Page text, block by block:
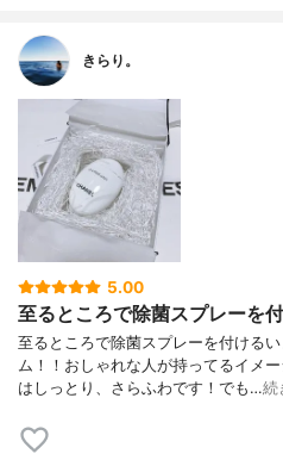
きらり。
5.00
至るところで除菌スプレーを
至るところで除菌スプレーを付ける
ム！！おしゃれな人が持ってるイメ
はしっとり、さらふわです！でも…続